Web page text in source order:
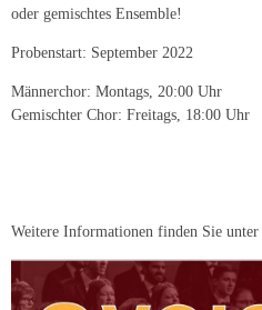
oder gemischtes Ensemble!
Probenstart: September 2022
Männerchor: Montags, 20:00 Uhr
Gemischter Chor: Freitags, 18:00 Uhr
Weitere Informationen finden Sie unter